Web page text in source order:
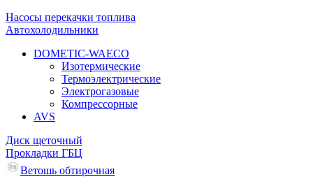
Насосы перекачки топлива
Автохолодильники
DOMETIC-WAECO
Изотермические
Термоэлектрические
Электрогазовые
Компрессорные
AVS
Диск щеточный
Прокладки ГБЦ
Ветошь обтирочная